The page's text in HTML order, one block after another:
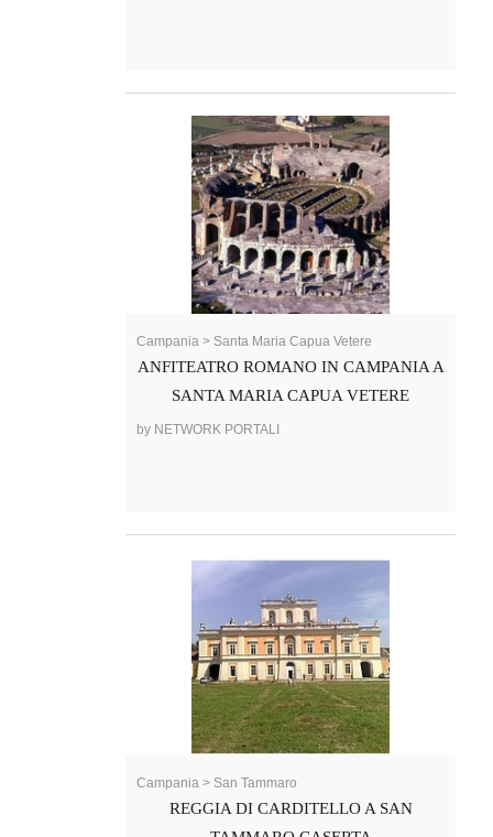
Campania > Santa Maria Capua Vetere
ANFITEATRO ROMANO IN CAMPANIA A
SANTA MARIA CAPUA VETERE
by NETWORK PORTALI
Campania > San Tammaro
REGGIA DI CARDITELLO A SAN